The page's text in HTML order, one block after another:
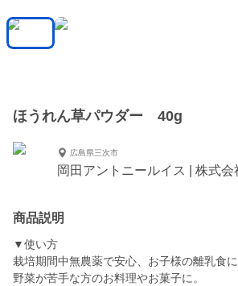
ほうれん草パウダー 40g
広島県三次市
岡田アントニールイス | 株式
商品説明
▼使い方
栽培期間中無農薬で安心、お子様の離乳食に
野菜が苦手な方のお料理やお菓子に。